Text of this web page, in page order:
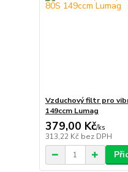
Vzduchový filtr pro
149ccm Lumag
379,00 Kč/ks
313,22 Kč bez DPH